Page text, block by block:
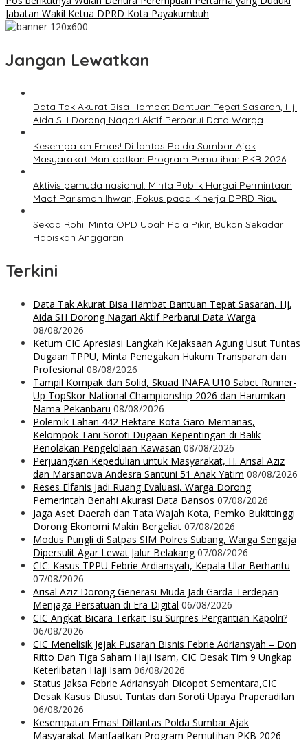
Jabatan Wakil Ketua DPRD Kota Payakumbuh
Jangan Lewatkan
Data Tak Akurat Bisa Hambat Bantuan Tepat Sasaran, Hj.
Aida SH Dorong Nagari Aktif Perbarui Data Warga
Kesempatan Emas! Ditlantas Polda Sumbar Ajak
Masyarakat Manfaatkan Program Pemutihan PKB 2026
Aktivis pemuda nasional: Minta Publik Hargai Permintaan
Maaf Parisman Ihwan, Fokus pada Kinerja DPRD Riau
Sekda Rohil Minta OPD Ubah Pola Pikir, Bukan Sekadar
Habiskan Anggaran
Terkini
Data Tak Akurat Bisa Hambat Bantuan Tepat Sasaran, Hj.
Aida SH Dorong Nagari Aktif Perbarui Data Warga
08/08/2026
Ketum CIC Apresiasi Langkah Kejaksaan Agung Usut Tuntas
Dugaan TPPU, Minta Penegakan Hukum Transparan dan
Profesional 08/08/2026
Tampil Kompak dan Solid, Skuad INAFA U10 Sabet Runner-
Up TopSkor National Championship 2026 dan Harumkan
Nama Pekanbaru 08/08/2026
Polemik Lahan 442 Hektare Kota Garo Memanas,
Kelompok Tani Soroti Dugaan Kepentingan di Balik
Penolakan Pengelolaan Kawasan 08/08/2026
Perjuangkan Kepedulian untuk Masyarakat, H. Arisal Aziz
dan Marsanova Andesra Santuni 51 Anak Yatim 08/08/2026
Reses Elfanis Jadi Ruang Evaluasi, Warga Dorong
Pemerintah Benahi Akurasi Data Bansos 07/08/2026
Jaga Aset Daerah dan Tata Wajah Kota, Pemko Bukittinggi
Dorong Ekonomi Makin Bergeliat 07/08/2026
Modus Pungli di Satpas SIM Polres Subang, Warga Sengaja
Dipersulit Agar Lewat Jalur Belakang 07/08/2026
CIC: Kasus TPPU Febrie Ardiansyah, Kepala Ular Berhantu
07/08/2026
Arisal Aziz Dorong Generasi Muda Jadi Garda Terdepan
Menjaga Persatuan di Era Digital 06/08/2026
CIC Angkat Bicara Terkait Isu Surpres Pergantian Kapolri?
06/08/2026
CIC Menelisik Jejak Pusaran Bisnis Febrie Adriansyah – Don
Ritto Dan Tiga Saham Haji Isam, CIC Desak Tim 9 Ungkap
Keterlibatan Haji Isam 06/08/2026
Status Jaksa Febrie Adriansyah Dicopot Sementara,CIC
Desak Kasus Diusut Tuntas dan Soroti Upaya Praperadilan
06/08/2026
Kesempatan Emas! Ditlantas Polda Sumbar Ajak
Masyarakat Manfaatkan Program Pemutihan PKB 2026